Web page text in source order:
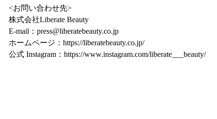
<お問い合わせ先>
株式会社Liberate Beauty
E-mail： press@liberatebeauty.co.jp
ホームページ： https://liberatebeauty.co.jp/
公式 Instagram： https://www.instagram.com/liberate___beauty/